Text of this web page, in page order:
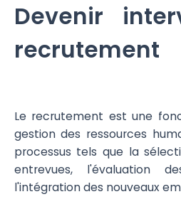
Devenir
recrutement
Le recrutement est une
gestion des ressources
processus tels que la
entrevues, l'évaluation
l'intégration des nouveaux